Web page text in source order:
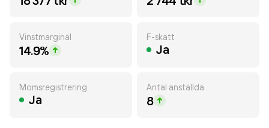
Vinstmarginal
14.9%
F-skatt
Ja
Momsregistrering
Ja
Antal anställda
8